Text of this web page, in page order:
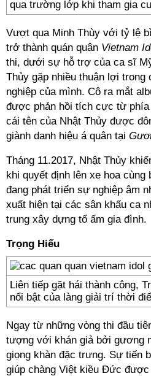
qua trường lớp khi tham gia
Vượt qua Minh Thùy với tỷ lệ
trở thành quán quân Vietnam
thi, dưới sự hỗ trợ của ca sĩ
Thủy gặp nhiều thuận lợi
nghiệp của mình. Cô ra mắt
được phản hồi tích cực từ
cái tên của Nhật Thủy được
giành danh hiệu á quân tại
Tháng 11.2017, Nhật Thủy
khi quyết định lên xe hoa cùng
đang phát triển sự nghiệp âm
xuất hiện tại các sân khấu ca
trung xây dựng tổ ấm gia đình.
Trọng Hiếu
Liên tiếp gặt hái thành công,
nổi bật của làng giải trí thời
Ngay từ những vòng thi đầu
tượng với khán giả bởi gương
giọng khàn đặc trưng. Sự tiến
giúp chàng Việt kiều Đức